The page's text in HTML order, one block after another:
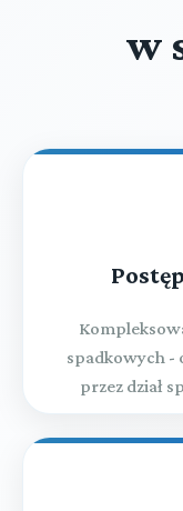
w
spadkowych -
przez dział